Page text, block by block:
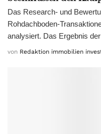
Das Research- und
Rohdachboden-
analysiert. Das Ergebnis
von Redaktion immobilien